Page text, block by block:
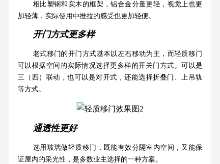
相比塑钢和实木的框架，铝合金分量更轻，视觉上也更
加轻薄，实际使用中推拉的感受也更加轻便。
开门方式更多样
老式移门的开门方式基本以左右移动为主，而轻质移门
可以根据空间的实际情况选择更多样的开关门方式。可以是
三（四）联动，也可以是对开式，还能选择折叠门、上吊轨
等方式。
通透性更好
选用玻璃做轻质移门，既能有效分隔室内空间，又能保
证屋内的采光性，是多数业主选择的一种方案。